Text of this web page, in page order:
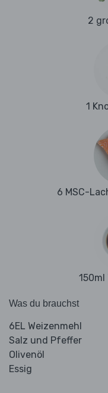
2
1
6 MSC-
150ml
Was du brauchst
6EL Weizenmehl
Salz und Pfeffer
Olivenöl
Essig